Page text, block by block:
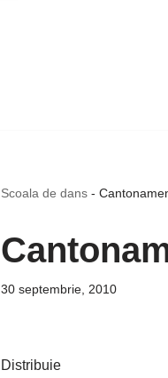
Scoala de dans -
30 septembrie, 2010
Distribuie